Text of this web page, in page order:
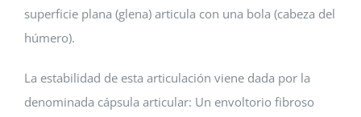
superficie plana (glena) articula con una bola (cabeza del
húmero).
La estabilidad de esta articulación viene dada por la
denominada cápsula articular: Un envoltorio fibroso